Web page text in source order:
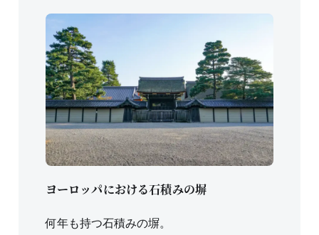
ヨーロッパにおける石積みの塀
何年も持つ石積みの塀。